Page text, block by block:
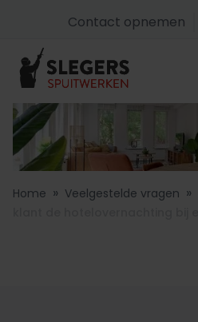
Contact opnemen
Home » Veelgestelde vragen »